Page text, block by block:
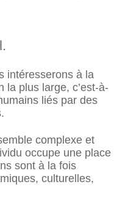
intéresserons à la
la plus large, c’est-à-
liés par des
complexe et
occupe une place
sont à la fois
culturelles,